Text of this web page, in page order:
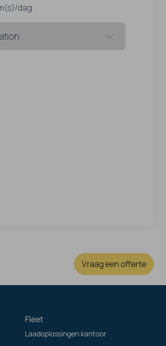
dag
Vraag een offerte
Fleet
Laadoplossingen kantoor